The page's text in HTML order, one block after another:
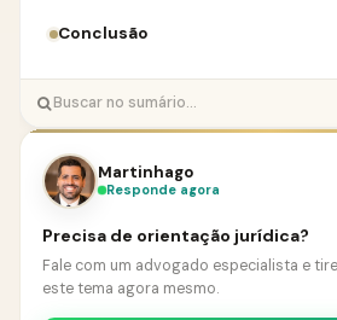
Conclusão
Martinhago
Responde agora
Precisa de orientação jurídica?
Fale com um advogado especialista e
este tema agora mesmo.